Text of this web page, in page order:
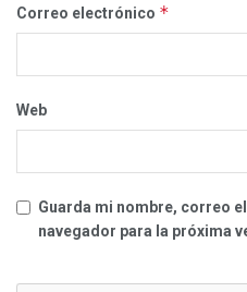
Correo electrónico *
Web
Guarda mi nombre, correo
navegador para la próxima